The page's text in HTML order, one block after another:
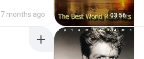
7 months ago 03:56